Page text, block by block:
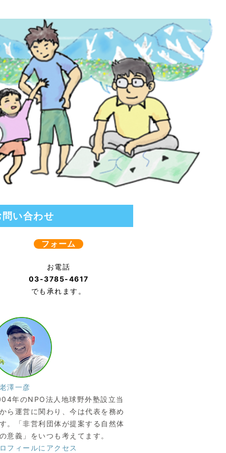
問い合わせ
フォーム
お電話
03-3785-4617
でも承れます。
澤一彦
年のNPO法人地球野外塾設立当
ら運営に関わり、今は代表を務め
。「非営利団体が提案する自然体
意義」をいつも考えてます。
フィールにアクセス